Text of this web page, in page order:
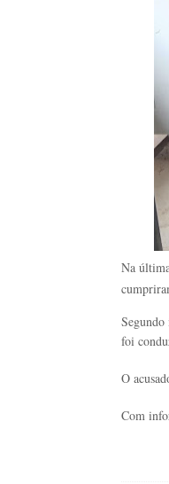
Na
foi
O
Com